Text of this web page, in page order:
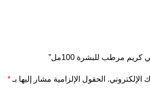
مرطب للبشرة 100مل”
الإلكتروني. الحقول الإلزامية مشار إليها بـ *